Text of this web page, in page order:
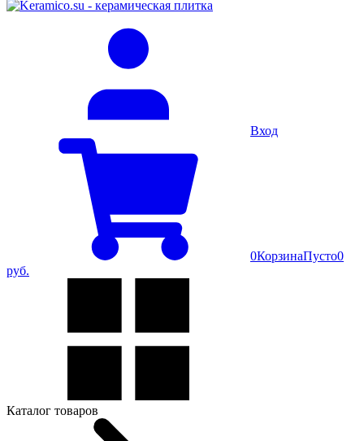
Вход
0КорзинаПусто0
руб.
Каталог товаров